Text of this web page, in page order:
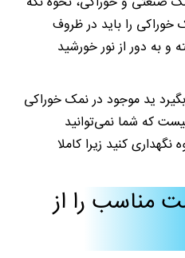
را باید در ظروف
به دور از نور خورشید
ید موجود در نمک خوراکی
که شما نمی‌توانید
کنید زیرا کاملا
مناسب را از